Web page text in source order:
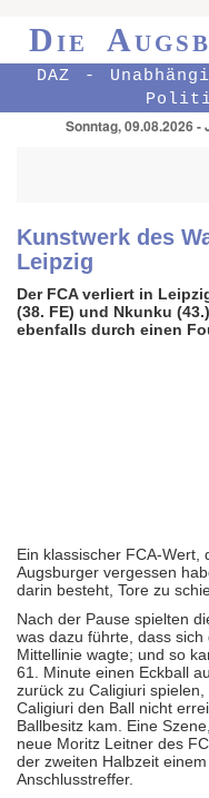
Die
DAZ -
Sonntag, 09.08.2026 -
Kunstwerk des
Leipzig
Der FCA verliert in
(38. FE) und Nkunku
ebenfalls durch einen
Ein klassischer FCA-
Augsburger vergessen
darin besteht, Tore zu
Nach der Pause spielten
was dazu führte, dass
Mittellinie wagte; und so
61. Minute einen Eckball
zurück zu Caligiuri
Caligiuri den Ball nicht
Ballbesitz kam. Eine
neue Moritz Leitner des
der zweiten Halbzeit
Anschlusstreffer.